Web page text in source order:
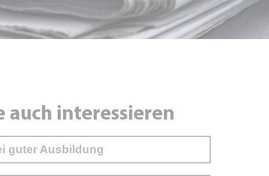
auch interessieren
guter Ausbildung